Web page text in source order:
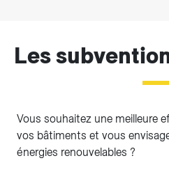
Les
Vous souhaitez une meilleure
vos bâtiments et vous
énergies renouvelables ?